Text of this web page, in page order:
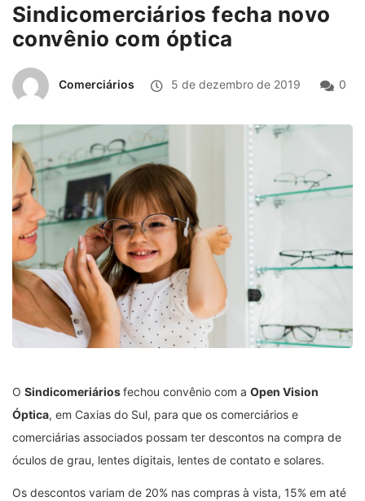
Sindicomerciários fecha novo
convênio com óptica
Comerciários 5 de dezembro de 2019 0
O Sindicomeriáriosfechou convênio com a Open Vision
Óptica, em Caxias do Sul, para que os comerciários e
comerciárias associados possam ter descontos na compra de
óculos de grau, lentes digitais, lentes de contato e solares.
Os descontos variam de 20% nas compras à vista, 15% em até